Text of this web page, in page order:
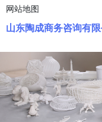
网站地图
山东陶成商务咨询有